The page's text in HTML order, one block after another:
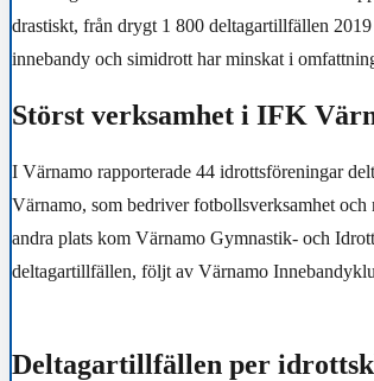
drastiskt, från drygt 1 800 deltagartillfällen
innebandy och simidrott har minskat i
Störst verksamhet i IFK
I Värnamo rapporterade 44 idrottsföreningar
Värnamo, som bedriver fotbollsverksamhet
andra plats kom Värnamo Gymnastik- och
deltagartillfällen, följt av Värnamo
Deltagartillfällen per